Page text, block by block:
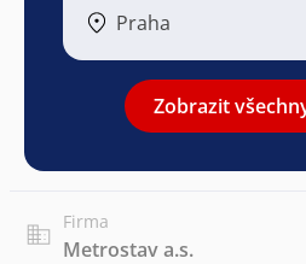
Praha
Zobrazit
Firma
Metrostav a.s.